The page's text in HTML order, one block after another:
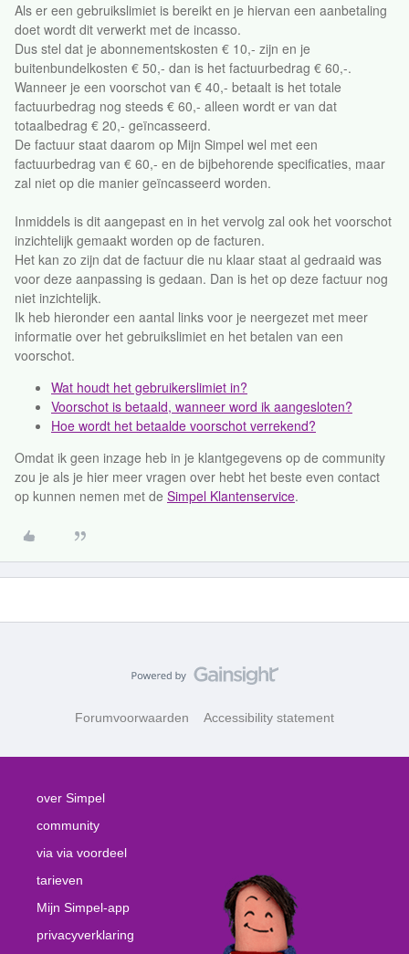
Als er een gebruikslimiet is bereikt en je hiervan een aanbetaling
doet wordt dit verwerkt met de incasso.
Dus stel dat je abonnementskosten € 10,- zijn en je
buitenbundelkosten € 50,- dan is het factuurbedrag € 60,-.
Wanneer je een voorschot van € 40,- betaalt is het totale
factuurbedrag nog steeds € 60,- alleen wordt er van dat
totaalbedrag € 20,- geïncasseerd.
De factuur staat daarom op Mijn Simpel wel met een
factuurbedrag van € 60,- en de bijbehorende specificaties, maar
zal niet op die manier geïncasseerd worden.
Inmiddels is dit aangepast en in het vervolg zal ook het voorschot
inzichtelijk gemaakt worden op de facturen.
Het kan zo zijn dat de factuur die nu klaar staat al gedraaid was
voor deze aanpassing is gedaan. Dan is het op deze factuur nog
niet inzichtelijk.
Ik heb hieronder een aantal links voor je neergezet met meer
informatie over het gebruikslimiet en het betalen van een
voorschot.
Wat houdt het gebruikerslimiet in?
Voorschot is betaald, wanneer word ik aangesloten?
Hoe wordt het betaalde voorschot verrekend?
Omdat ik geen inzage heb in je klantgegevens op de community
zou je als je hier meer vragen over hebt het beste even contact
op kunnen nemen met de Simpel Klantenservice.
Forumvoorwaarden Accessibility statement
over Simpel
community
via via voordeel
tarieven
Mijn Simpel-app
privacyverklaring